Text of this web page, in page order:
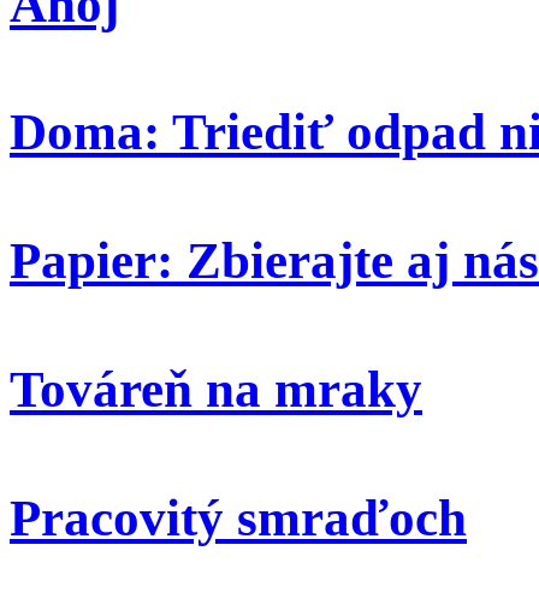
Doma: Triediť odpad
Papier: Zbierajte aj
Továreň na mraky
Pracovitý smraďoch